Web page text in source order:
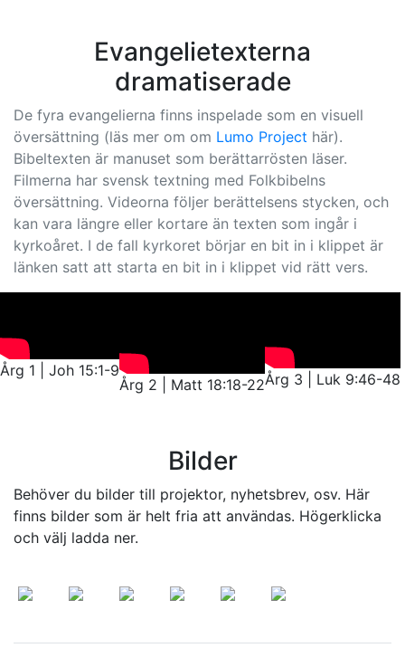
Evangelietexterna
dramatiserade
De fyra evangelierna finns inspelade som en visuell
översättning (läs mer om om Lumo Project här).
Bibeltexten är manuset som berättarrösten läser.
Filmerna har svensk textning med Folkbibelns
översättning. Videorna följer berättelsens stycken, och
kan vara längre eller kortare än texten som ingår i
kyrkoåret. I de fall kyrkoret börjar en bit in i klippet är
länken satt att starta en bit in i klippet vid rätt vers.
Årg 1 | Joh 15:1-9
Årg 2 | Matt 18:18-22Årg 3 | Luk 9:46-48
Bilder
Behöver du bilder till projektor, nyhetsbrev, osv. Här
finns bilder som är helt fria att användas. Högerklicka
och välj ladda ner.